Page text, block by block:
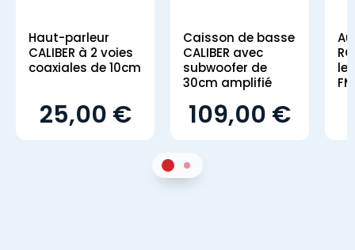
Haut-parleur
CALIBER à 2 voies
coaxiales de 10cm
25,00 €
Caisson de basse
CALIBER avec
subwoofer de
30cm amplifié
109,00 €
Sur 22Sur 2